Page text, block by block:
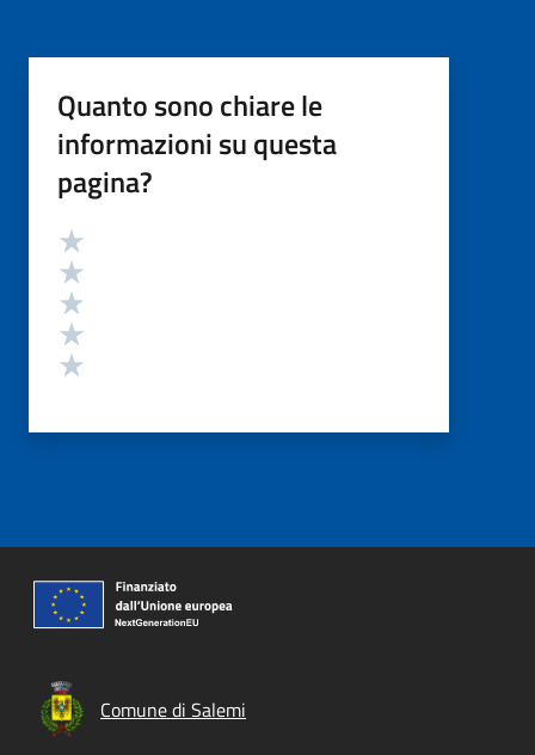
Quanto sono chiare le
informazioni su questa
pagina?
Valutazione
Comune di Salemi